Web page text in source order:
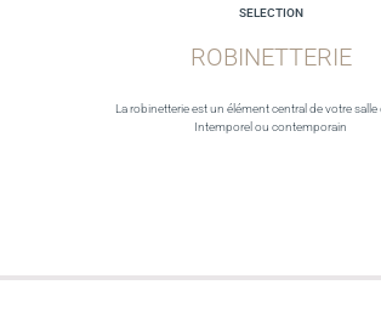
SELECTION
ROBINETTERIE
La robinetterie est un élément central de votre salle
Intemporel ou contemporain